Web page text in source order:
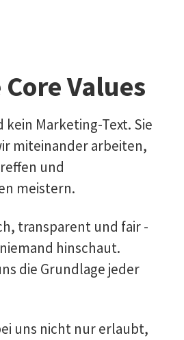
Values
kein Marketing-Text. Sie
miteinander arbeiten,
und
meistern.
transparent und fair -
hinschaut.
die Grundlage jeder
uns nicht nur erlaubt,